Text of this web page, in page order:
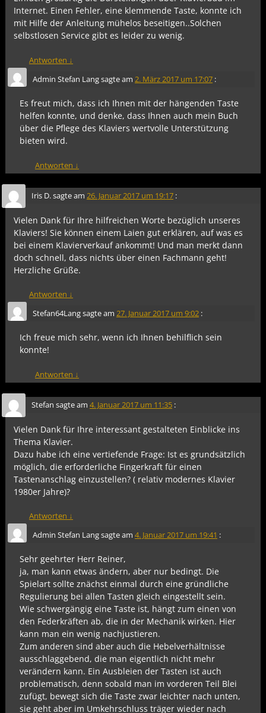
Internet. Einen Fehler, eine klemmende Taste, konnte ich
mit Hilfe der Anleitung mühelos beseitigen..Solchen
selbstlosen Service gibt es leider zu wenig.
Antworten ↓
Admin Stefan Langsagte am 2. März 2017 um 17:07 :
Es freut mich, dass ich Ihnen mit der hängenden Taste
helfen konnte, und denke, dass Ihnen auch mein Buch
über die Pflege des Klaviers wertvolle Unterstützung
bieten wird.
Antworten ↓
Iris D.sagte am 26. Januar 2017 um 19:17 :
Vielen Dank für Ihre hilfreichen Worte bezüglich unseres
Klaviers! Sie können einem Laien gut erklären, auf was es
bei einem Klavierverkauf ankommt! Und man merkt dann
doch schnell, dass nichts über einen Fachmann geht!
Herzliche Grüße.
Antworten ↓
Stefan64Langsagte am 27. Januar 2017 um 9:02 :
Ich freue mich sehr, wenn ich Ihnen behilflich sein
konnte!
Antworten ↓
Stefan sagte am 4. Januar 2017 um 11:35 :
Vielen Dank für Ihre interessant gestalteten Einblicke ins
Thema Klavier.
Dazu habe ich eine vertiefende Frage: Ist es grundsätzlich
möglich, die erforderliche Fingerkraft für einen
Tastenanschlag einzustellen? ( relativ modernes Klavier
1980er Jahre)?
Antworten ↓
Admin Stefan Langsagte am 4. Januar 2017 um 19:41 :
Sehr geehrter Herr Reiner,
ja, man kann etwas ändern, aber nur bedingt. Die
Spielart sollte znächst einmal durch eine gründliche
Regulierung bei allen Tasten gleich eingestellt sein.
Wie schwergängig eine Taste ist, hängt zum einen von
den Federkräften ab, die in der Mechanik wirken. Hier
kann man ein wenig nachjustieren.
Zum anderen sind aber auch die Hebelverhältnisse
ausschlaggebend, die man eigentlich nicht mehr
verändern kann. Ein Ausbleien der Tasten ist auch
problematisch, denn sobald man im vorderen Teil Blei
zufügt, bewegt sich die Taste zwar leichter nach unten,
sie geht aber im Umkehrschluss träger wieder nach